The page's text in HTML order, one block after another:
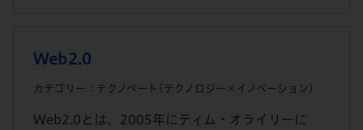
Web2.0
カテゴリー：テクノベート(テクノロジー×イノベーション)
Web2.0とは、2005年にティム・オライリーに